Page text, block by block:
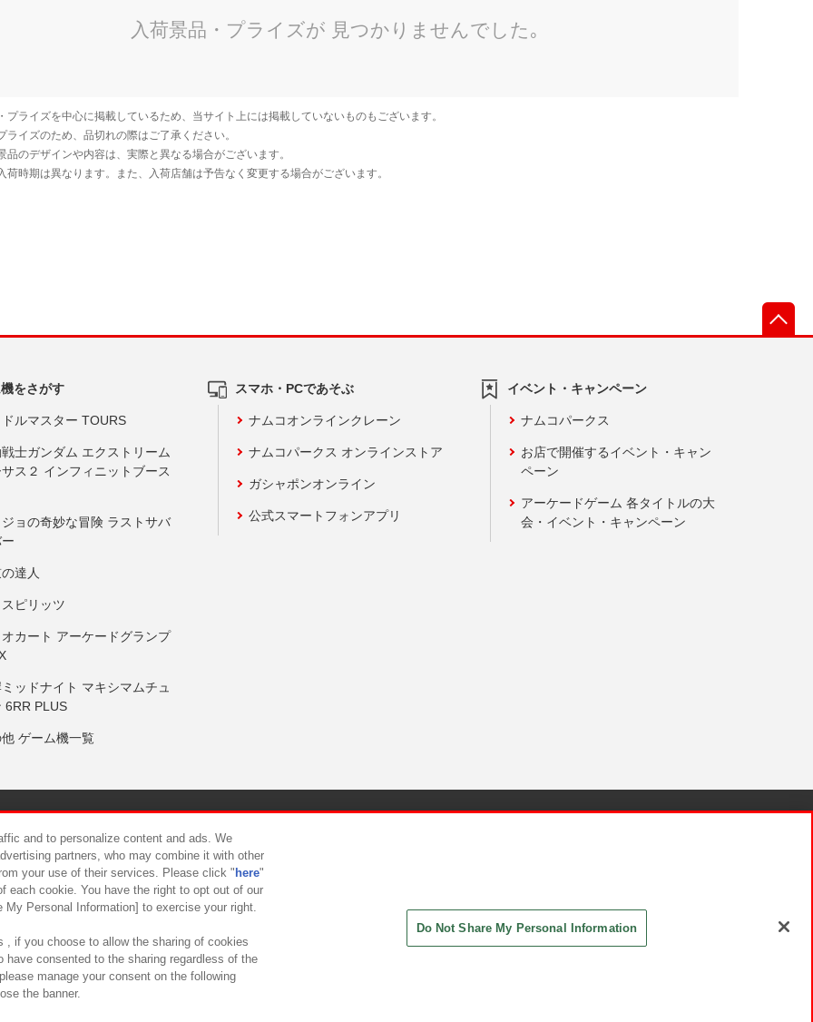
をさがす
ルマスター TOURS
士ガンダム エクストリーム
ス２ インフィニットブース
ョの奇妙な冒険 ラストサバ
達人
ピリッツ
カート アーケードグランプ
ッドナイト マキシマムチュ
6RR PLUS
ゲーム機一覧
スマホ・PCであそぶ
ナムコオンラインクレーン
ナムコパークス オンラインストア
ガシャポンオンライン
公式スマートフォンアプリ
イベント・キャンペーン
ナムコパークス
お店で開催するイベント・キャン
ペーン
アーケードゲーム 各タイトルの大
会・イベント・キャンペーン
について カスタマーハラスメント対応方針
and to personalize content and ads. We
partners, who may combine it with other
your use of their services. Please click " here"
each cookie. You have the right to opt out of our
Personal Information] to exercise your right.
, if you choose to allow the sharing of cookies
have consented to the sharing regardless of the
manage your consent on the following
the banner.
Do Not Share My Personal Information